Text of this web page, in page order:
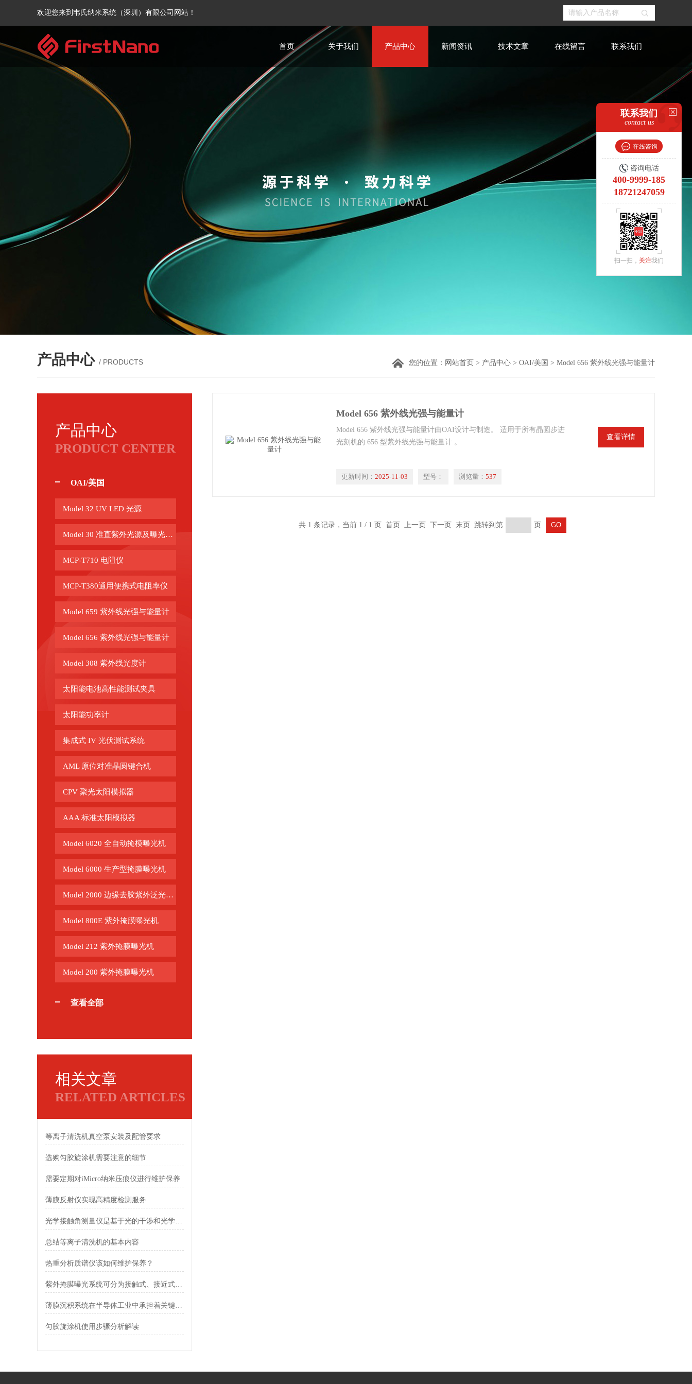
欢迎您来到韦氏纳米系统（深圳）有限公司网站！
首页 关于我们 产品中心 新闻资讯 技术文章 在线留言 联系我们
产品中心 / PRODUCTS 您的位置： 网站首页 > 产品中心 > OAI/美国 > Model 656 紫外线光强与能量计
产品中心
PRODUCT CENTER
OAI/美国
Model 32 UV LED 光源
Model 30 准直紫外光源及曝光系统
MCP-T710 电阻仪
MCP-T380通用便携式电阻率仪
Model 659 紫外线光强与能量计
Model 656 紫外线光强与能量计
Model 308 紫外线光度计
太阳能电池高性能测试夹具
太阳能功率计
集成式 IV 光伏测试系统
AML 原位对准晶圆键合机
CPV 聚光太阳模拟器
AAA 标准太阳模拟器
Model 6020 全自动掩模曝光机
Model 6000 生产型掩膜曝光机
Model 2000 边缘去胶紫外泛光曝光机
Model 800E 紫外掩膜曝光机
Model 212 紫外掩膜曝光机
Model 200 紫外掩膜曝光机
查看全部
相关文章
RELATED ARTICLES
等离子清洗机真空泵安装及配管要求
选购匀胶旋涂机需要注意的细节
需要定期对iMicro纳米压痕仪进行维护保养
薄膜反射仪实现高精度检测服务
光学接触角测量仪是基于光的干涉和光学成像原理设计的
总结等离子清洗机的基本内容
热重分析质谱仪该如何维护保养？
紫外掩膜曝光系统可分为接触式、接近式和投影式三种
薄膜沉积系统在半导体工业中承担着关键角色
匀胶旋涂机使用步骤分析解读
Model 656 紫外线光强与能量计
Model 656 紫外线光强与能量计由OAI设计与制造。 适用于所有晶圆步进
光刻机的 656 型紫外线光强与能量计 。
更新时间： 2025-11-03 型号： 浏览量： 537
查看详情
共 1 条记录，当前 1 / 1 页 首页 上一页 下一页 末页 跳转到第 页
联系我们
contact us
咨询电话
400-9999-185
18721247059
扫一扫， 关注我们